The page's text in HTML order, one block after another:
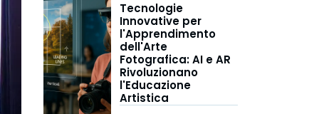
Tecnologie
Innovative per
l'Apprendimento
dell'Arte
Fotografica: AI e AR
Rivoluzionano
l'Educazione
Artistica